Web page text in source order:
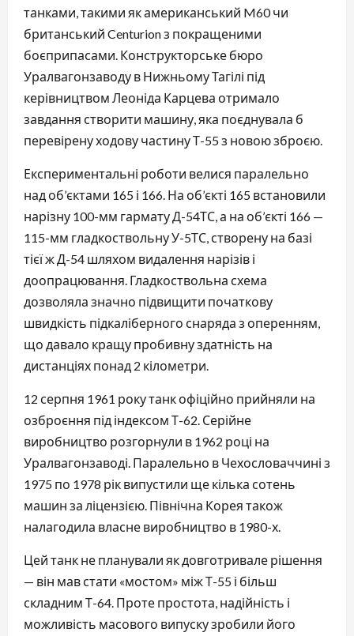
танками, такими як американський M60 чи
британський Centurion з покращеними
боєприпасами. Конструкторське бюро
Уралвагонзаводу в Нижньому Тагілі під
керівництвом Леоніда Карцева отримало
завдання створити машину, яка поєднувала б
перевірену ходову частину Т-55 з новою зброєю.
Експериментальні роботи велися паралельно
над об’єктами 165 і 166. На об’єкті 165 встановили
нарізну 100-мм гармату Д-54ТС, а на об’єкті 166 —
115-мм гладкоствольну У-5ТС, створену на базі
тієї ж Д-54 шляхом видалення нарізів і
доопрацювання. Гладкоствольна схема
дозволяла значно підвищити початкову
швидкість підкаліберного снаряда з оперенням,
що давало кращу пробивну здатність на
дистанціях понад 2 кілометри.
12 серпня 1961 року танк офіційно прийняли на
озброєння під індексом Т-62. Серійне
виробництво розгорнули в 1962 році на
Уралвагонзаводі. Паралельно в Чехословаччині з
1975 по 1978 рік випустили ще кілька сотень
машин за ліцензією. Північна Корея також
налагодила власне виробництво в 1980-х.
Цей танк не планували як довготривале рішення
— він мав стати «мостом» між Т-55 і більш
складним Т-64. Проте простота, надійність і
можливість масового випуску зробили його